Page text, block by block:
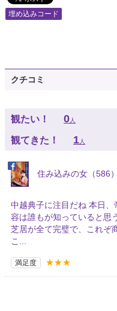
埋め込みコード
クチコミ
観たい！ 0人
観てきた！ 1人
住み込みの女（586）
中越典子に注目だね 本日
容は誰もが知っていると思
芝居が全て完璧で、これぞ
こ...
満足度 ★★★